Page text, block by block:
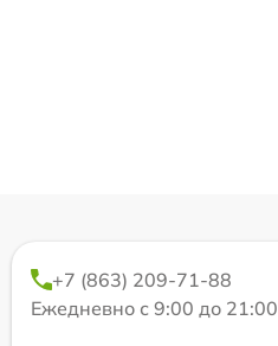
+7 (863) 209-71-88
Ежедневно с 9:00 до 21:00